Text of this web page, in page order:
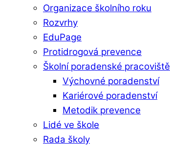
Organizace školního roku
Rozvrhy
EduPage
Protidrogová prevence
Školní poradenské pracoviště
Výchovné poradenství
Kariérové poradenství
Metodik prevence
Lidé ve škole
Rada školy